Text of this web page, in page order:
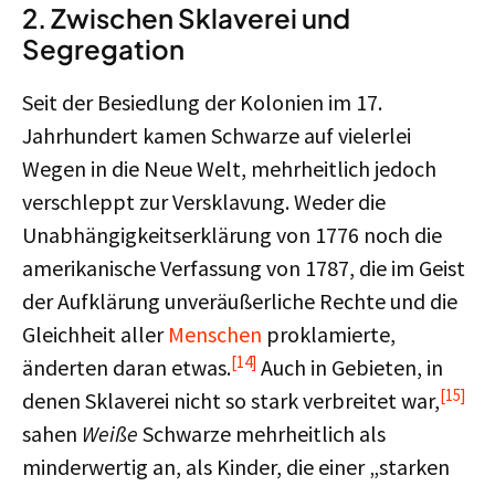
2. Zwischen Sklaverei und
Segregation
Seit der Besiedlung der Kolonien im 17.
Jahrhundert kamen Schwarze auf vielerlei
Wegen in die Neue Welt, mehrheitlich jedoch
verschleppt zur Versklavung. Weder die
Unabhängigkeitserklärung von 1776 noch die
amerikanische Verfassung von 1787, die im Geist
der Aufklärung unveräußerliche Rechte und die
Gleichheit aller Menschen proklamierte,
änderten daran etwas.[14] Auch in Gebieten, in
denen Sklaverei nicht so stark verbreitet war,[15]
sahen Weiße Schwarze mehrheitlich als
minderwertig an, als Kinder, die einer „starken